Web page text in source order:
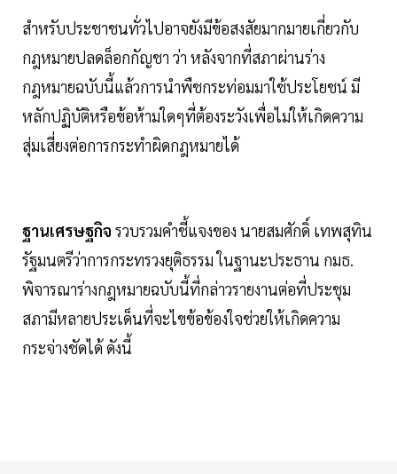
สำหรับประชาชนทั่วไปอาจยังมีข้อสงสัยมากมายเกี่ยวกับ
กฎหมายปลดล็อกกัญชา ว่า หลังจากที่สภาผ่านร่าง
กฎหมายฉบับนี้แล้วการนำพืชกระท่อมมาใช้ประโยชน์ มี
หลักปฏิบัติหรือข้อห้ามใดๆที่ต้องระวังเพื่อไม่ให้เกิดความ
สุ่มเสี่ยงต่อการกระทำผิดกฎหมายได้
ฐานเศรษฐกิจ รวบรวมคำชี้แจงของ นายสมศักดิ์ เทพสุทิน
รัฐมนตรีว่าการกระทรวงยุติธรรม ในฐานะประธาน กมธ.
พิจารณาร่างกฎหมายฉบับนี้ที่กล่าวรายงานต่อที่ประชุม
สภามีหลายประเด็นที่จะไขข้อข้องใจช่วยให้เกิดความ
กระจ่างชัดได้ ดังนี้